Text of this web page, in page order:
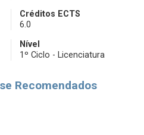
Créditos ECTS
6.0
Nível
1º Ciclo - Licenciatura
Recomendados